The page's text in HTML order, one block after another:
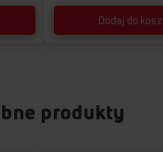
Dodaj do
produkty